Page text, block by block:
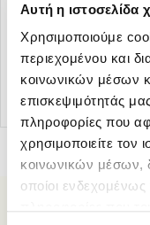
Αυτή η ιστοσελίδα
Χρησιμοποιούμε
περιεχομένου και
κοινωνικών μέσων
επισκεψιμότητάς
πληροφορίες που
χρησιμοποιείτε τον
κοινωνικών μέσων,
οποίοι
Επιστροφή